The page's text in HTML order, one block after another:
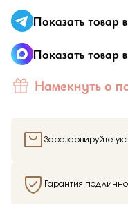
Показать товар
Показать товар
Намекнуть о
Зарезервируйте
Гарантия